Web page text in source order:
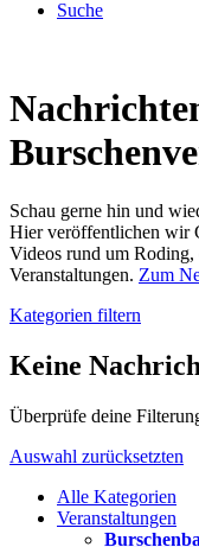
Suche
Schau gerne hin und
Hier veröffentlichen wir
Videos rund um Roding,
Veranstaltungen. Zum
Kategorien filtern
Keine
Überprüfe deine
Auswahl zurücksetzten
Alle Kategorien
Veranstaltungen